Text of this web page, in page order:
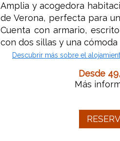
Amplia y acogedora
de Verona, perfecta para
Cuenta con armario,
con dos sillas y una cómoda
Descubrir más sobre el
Desde
Más